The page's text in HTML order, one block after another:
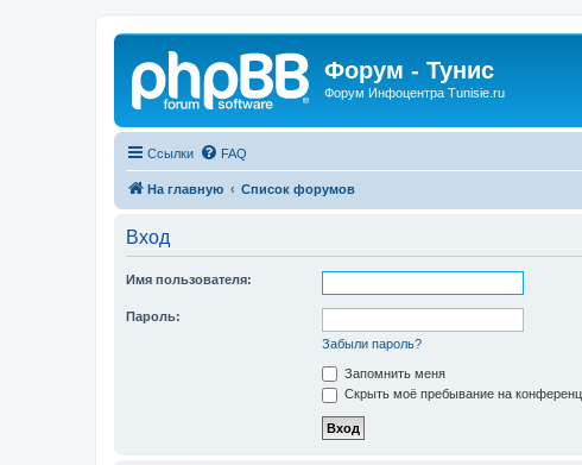
Форум - Тунис
Форум Инфоцентра Tunisie.ru
Ссылки FAQ
На главную Список форумов
Вход
Имя пользователя:
Пароль:
Забыли пароль?
Запомнить меня
Скрыть моё пребывание на